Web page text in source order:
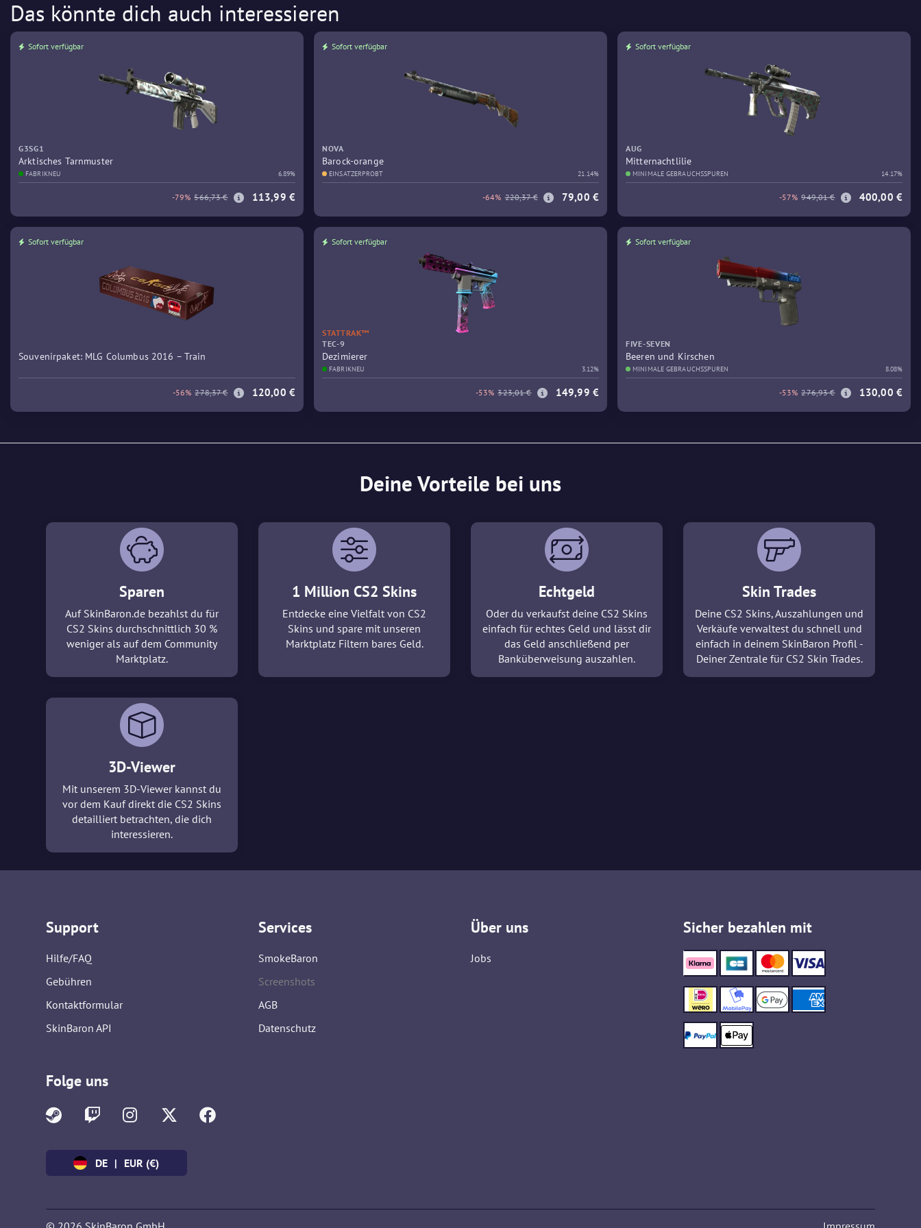
Das könnte dich auch interessieren
Sofort verfügbar
G3SG1
Arktisches Tarnmuster
FABRIKNEU 6.89%
-79% 566,73 € 113,99 €
Sofort verfügbar
NOVA
Barock-orange
EINSATZERPROBT 21.14%
-64% 220,37 € 79,00 €
Sofort verfügbar
AUG
Mitternachtlilie
MINIMALE GEBRAUCHSSPUREN 14.17%
-57% 949,01 € 400,00 €
Sofort verfügbar
Souvenirpaket: MLG Columbus 2016 – Train
-56% 278,37 € 120,00 €
Sofort verfügbar
STATTRAK™
TEC-9
Dezimierer
FABRIKNEU 3.12%
-53% 323,01 € 149,99 €
Sofort verfügbar
FIVE-SEVEN
Beeren und Kirschen
MINIMALE GEBRAUCHSSPUREN 8.08%
-53% 276,93 € 130,00 €
Deine Vorteile bei uns
Sparen
Auf SkinBaron.de bezahlst du für
CS2 Skins durchschnittlich 30 %
weniger als auf dem Community
Marktplatz.
1 Million CS2 Skins
Entdecke eine Vielfalt von CS2
Skins und spare mit unseren
Marktplatz Filtern bares Geld.
Echtgeld
Oder du verkaufst deine CS2 Skins
einfach für echtes Geld und lässt dir
das Geld anschließend per
Banküberweisung auszahlen.
Skin Trades
Deine CS2 Skins, Auszahlungen und
Verkäufe verwaltest du schnell und
einfach in deinem SkinBaron Profil -
Deiner Zentrale für CS2 Skin Trades.
3D-Viewer
Mit unserem 3D-Viewer kannst du
vor dem Kauf direkt die CS2 Skins
detailliert betrachten, die dich
interessieren.
Support
Hilfe/FAQ
Gebühren
Kontaktformular
SkinBaron API
Services
SmokeBaron
Screenshots
AGB
Datenschutz
Über uns
Jobs
Sicher bezahlen mit
Folge uns
DE | EUR (€)